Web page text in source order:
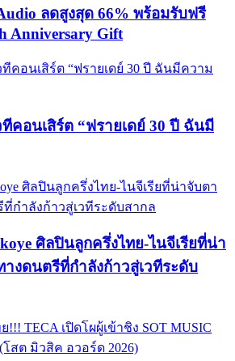
ลดสูงสุด 66% พร้อมรับฟรี
Anniversary Gift
คอนเสิร์ต “ฟรายเดย์ 30 ปี ฉันมี
ศิลปินลูกครึ่งไทย-ไนจีเรียที่น่า
งดนตรีที่กำลังก้าวสู่เวทีระดับ